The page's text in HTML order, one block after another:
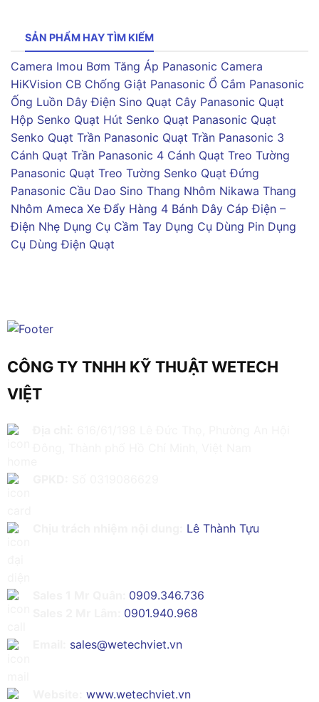
SẢN PHẨM HAY TÌM KIẾM
Camera Imou Bơm Tăng Áp Panasonic Camera
HiKVision CB Chống Giật Panasonic Ổ Cắm Panasonic
Ống Luồn Dây Điện Sino Quạt Cây Panasonic Quạt
Hộp Senko Quạt Hút Senko Quạt Panasonic Quạt
Senko Quạt Trần Panasonic Quạt Trần Panasonic 3
Cánh Quạt Trần Panasonic 4 Cánh Quạt Treo Tường
Panasonic Quạt Treo Tường Senko Quạt Đứng
Panasonic Cầu Dao Sino Thang Nhôm Nikawa Thang
Nhôm Ameca Xe Đẩy Hàng 4 Bánh Dây Cáp Điện –
Điện Nhẹ Dụng Cụ Cầm Tay Dụng Cụ Dùng Pin Dụng
Cụ Dùng Điện Quạt
CÔNG TY TNHH KỸ THUẬT WETECH
VIỆT
Lê Thành Tựu
0909.346.736
0901.940.968
sales@wetechviet.vn
www.wetechviet.vn